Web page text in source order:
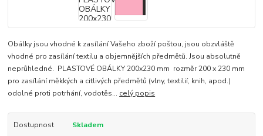
Obálky jsou vhodné k zasílání Vašeho zboží poštou, jsou obzvláště
vhodné pro zasílání textilu a objemnějších předmětů. Jsou absolutně
neprůhledné. PLASTOVÉ OBÁLKY 200x230 mm rozměr 200 x 230 mm
pro zasílání měkkých a citlivých předmětů (vlny, textilií, knih, apod.)
odolné proti potrhání, vodotěs... celý popis
Dostupnost
Skladem